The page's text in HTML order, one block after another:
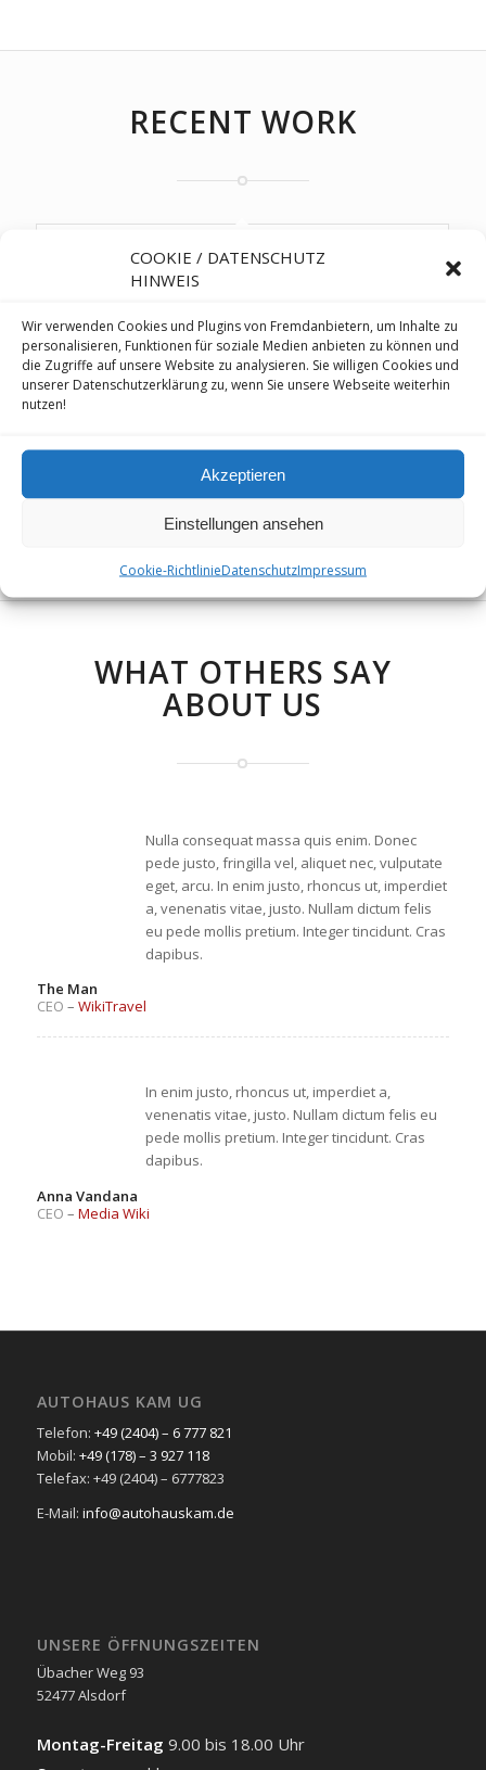
COOKIE / DATENSCHUTZ
HINWEIS
Wir verwenden Cookies und Plugins von Fremdanbietern, um Inhalte zu
personalisieren, Funktionen für soziale Medien anbieten zu können und
die Zugriffe auf unsere Website zu analysieren. Sie willigen Cookies und
unserer Datenschutzerklärung zu, wenn Sie unsere Webseite weiterhin
nutzen!
Akzeptieren
Einstellungen ansehen
Cookie-RichtlinieDatenschutzImpressum
RECENT WORK
Single Portfolio: 2/3 Slider
Single Portfolio: 2/3 Gallery
Single Portfolio: Big Slider
Single Portfolio: Fullscreen Slider
WHAT OTHERS SAY
ABOUT US
Nulla consequat massa quis enim. Donec
pede justo, fringilla vel, aliquet nec, vulputate
eget, arcu. In enim justo, rhoncus ut, imperdiet
a, venenatis vitae, justo. Nullam dictum felis
eu pede mollis pretium. Integer tincidunt. Cras
dapibus.
The Man
CEO – WikiTravel
In enim justo, rhoncus ut, imperdiet a,
venenatis vitae, justo. Nullam dictum felis eu
pede mollis pretium. Integer tincidunt. Cras
dapibus.
Anna Vandana
CEO – Media Wiki
AUTOHAUS KAM UG
Telefon: +49 (2404) – 6 777 821
Mobil: +49 (178) – 3 927 118
Telefax: +49 (2404) – 6777823
E-Mail: info@autohauskam.de
UNSERE ÖFFNUNGSZEITEN
Übacher Weg 93
52477 Alsdorf
Montag-Freitag 9.00 bis 18.00 Uhr